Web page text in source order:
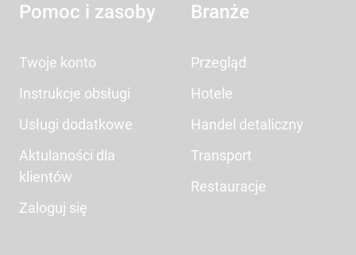
Pomoc i zasoby
Twoje konto
Instrukcje obsługi
Usługi dodatkowe
Aktulaności dla
klientów
Zaloguj się
Branże
Przegląd
Hotele
Handel detaliczny
Transport
Restauracje